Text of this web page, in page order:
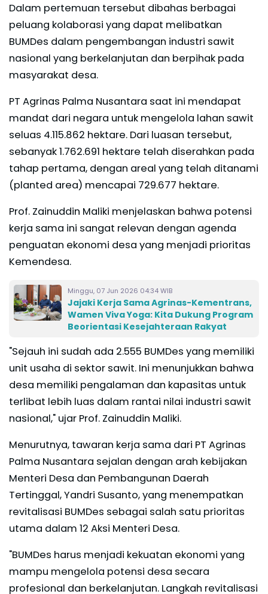
Dalam pertemuan tersebut dibahas berbagai
peluang kolaborasi yang dapat melibatkan
BUMDes dalam pengembangan industri sawit
nasional yang berkelanjutan dan berpihak pada
masyarakat desa.
PT Agrinas Palma Nusantara saat ini mendapat
mandat dari negara untuk mengelola lahan sawit
seluas 4.115.862 hektare. Dari luasan tersebut,
sebanyak 1.762.691 hektare telah diserahkan pada
tahap pertama, dengan areal yang telah ditanami
(planted area) mencapai 729.677 hektare.
Prof. Zainuddin Maliki menjelaskan bahwa potensi
kerja sama ini sangat relevan dengan agenda
penguatan ekonomi desa yang menjadi prioritas
Kemendesa.
Minggu, 07 Jun 2026 04:34 WIB
Jajaki Kerja Sama Agrinas-Kementrans,
Wamen Viva Yoga: Kita Dukung Program
Beorientasi Kesejahteraan Rakyat
"Sejauh ini sudah ada 2.555 BUMDes yang memiliki
unit usaha di sektor sawit. Ini menunjukkan bahwa
desa memiliki pengalaman dan kapasitas untuk
terlibat lebih luas dalam rantai nilai industri sawit
nasional," ujar Prof. Zainuddin Maliki.
Menurutnya, tawaran kerja sama dari PT Agrinas
Palma Nusantara sejalan dengan arah kebijakan
Menteri Desa dan Pembangunan Daerah
Tertinggal, Yandri Susanto, yang menempatkan
revitalisasi BUMDes sebagai salah satu prioritas
utama dalam 12 Aksi Menteri Desa.
"BUMDes harus menjadi kekuatan ekonomi yang
mampu mengelola potensi desa secara
profesional dan berkelanjutan. Langkah revitalisasi